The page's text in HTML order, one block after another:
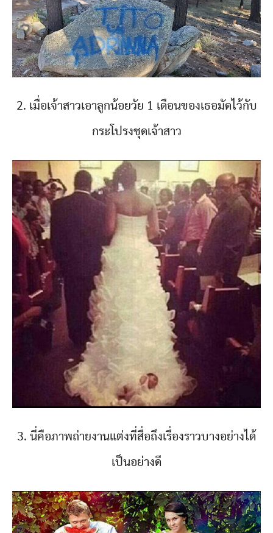
2. เมื่อเจ้าสาวเอาลูกน้อยวัย 1 เดือนของเธอมัดไว้กับ
กระโปรงชุดเจ้าสาว
3. นี่คือภาพถ่ายงานแต่งที่สื่อถึงเรื่องราวบางอย่างได้
เป็นอย่างดี